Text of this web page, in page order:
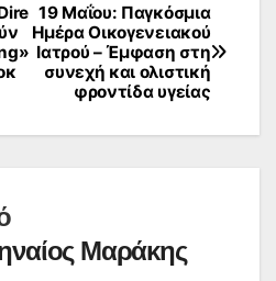
19 Μαΐου: Παγκόσμια
Ημέρα Οικογενειακού
Ιατρού – Έμφαση στη
συνεχή και ολιστική
φροντίδα υγείας
Μαράκης